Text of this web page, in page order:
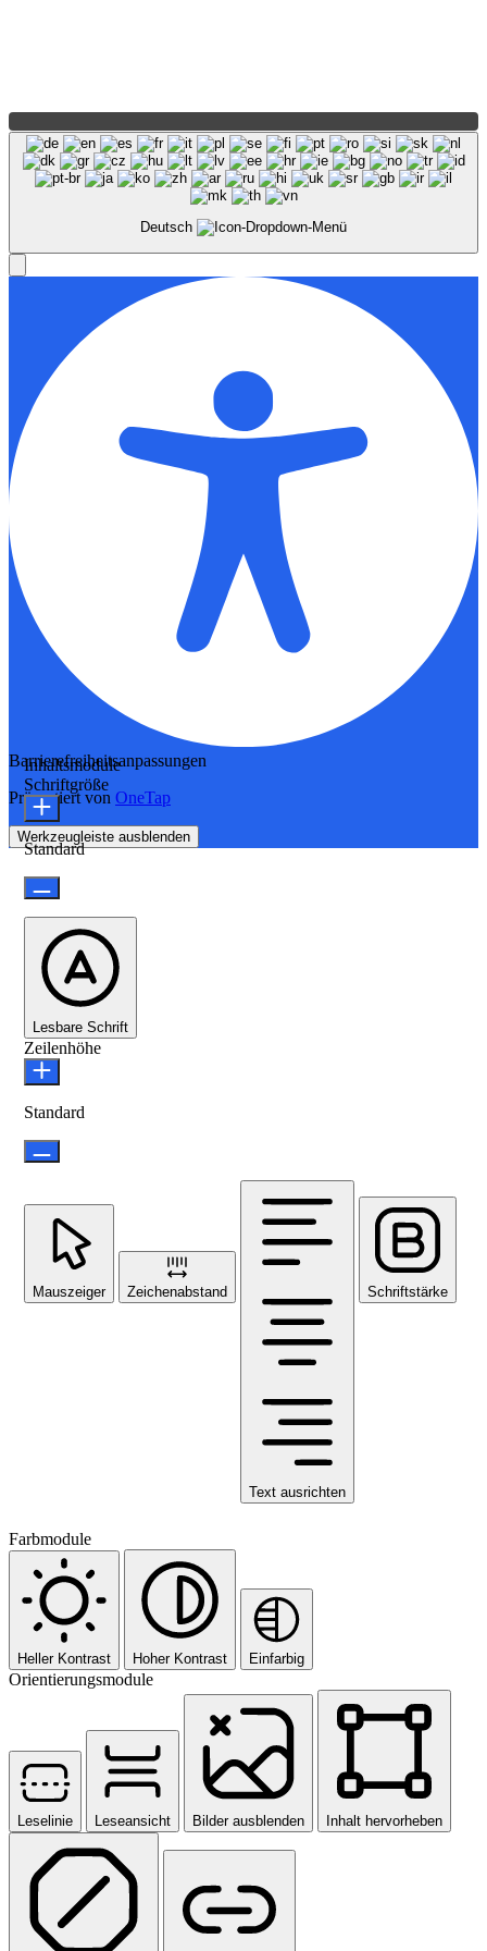
Deutsch
Barrierefreiheitsanpassungen
Präsentiert von OneTap
Werkzeugleiste ausblenden
Inhaltsmodule
Schriftgröße
Standard
Lesbare Schrift
Zeilenhöhe
Standard
Mauszeiger Zeichenabstand
Text ausrichten
Schriftstärke
Farbmodule
Heller Kontrast Hoher Kontrast Einfarbig
Orientierungsmodule
Leselinie Leseansicht Bilder ausblenden Inhalt hervorheben